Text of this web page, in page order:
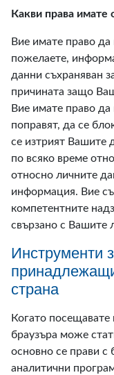
Какви права имате
Вие имате право да
пожелаете,
данни съхраняван
причината защо
Вие имате право
поправят, да се
се изтрият Вашите
по всяко време
относно личните
информация. Вие
компетентните
свързано с Вашите
Инструменти
страна
Когато
браузъра може
основно се прави с
аналитични